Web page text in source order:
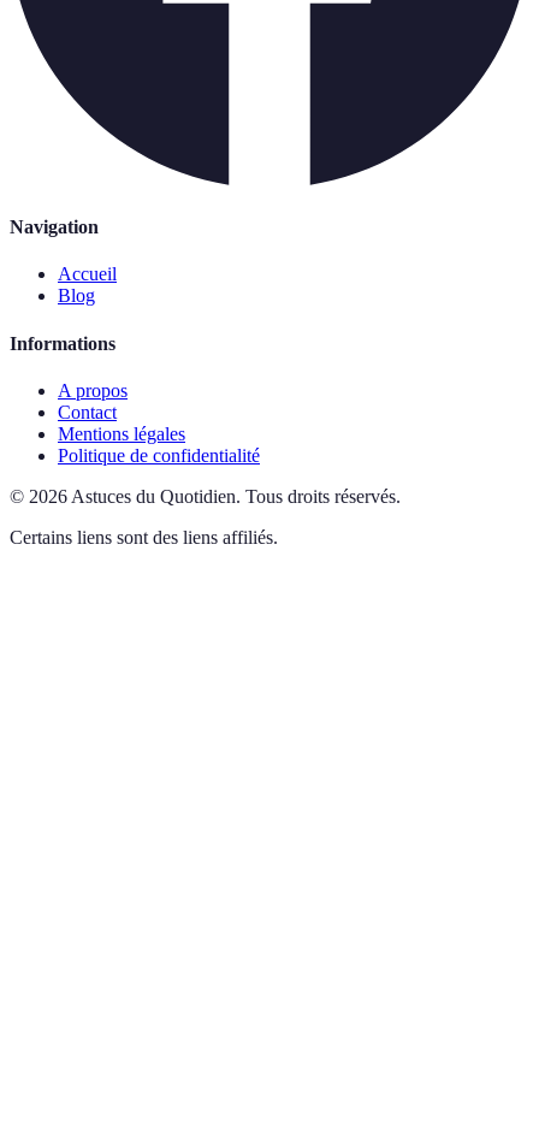
Navigation
Accueil
Blog
Informations
A propos
Contact
Mentions légales
Politique de confidentialité
© 2026 Astuces du Quotidien. Tous droits réservés.
Certains liens sont des liens affiliés.